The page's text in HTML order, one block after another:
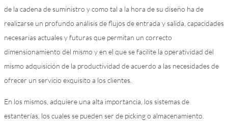
de la cadena de suministro y como tal a la hora de su diseño ha de
realizarse un profundo análisis de flujos de entrada y salida, capacidades
necesarias actuales y futuras que permitan un correcto
dimensionamiento del mismo y en el que se facilite la operatividad del
mismo adquisición de la productividad de acuerdo a las necesidades de
ofrecer un servicio exquisito a los clientes.
En los mismos, adquiere una alta importancia, los sistemas de
estanterías, los cuales se pueden ser de picking o almacenamiento.